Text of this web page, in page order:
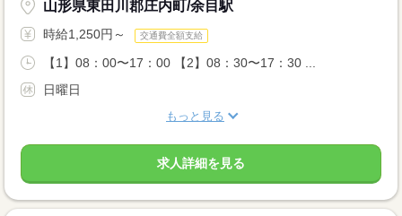
山形県東田川郡庄内町/余目駅
時給1,250円～ 交通費全額支給
【1】08：00〜17：00 【2】08：30〜17：30 ...
日曜日
もっと見る
求人詳細を見る